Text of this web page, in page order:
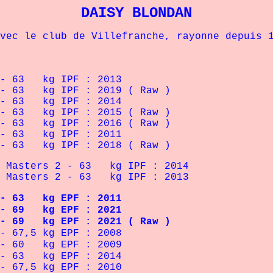
DAISY BLONDAN
club de Villefranche, rayonne depuis
63 kg IPF : 2013
kg IPF : 2019 ( Raw )
63 kg IPF : 2014
kg IPF : 2015 ( Raw )
kg IPF : 2016 ( Raw )
63 kg IPF : 2011
kg IPF : 2018 ( Raw )
2 - 63 kg IPF : 2014
2 - 63 kg IPF : 2013
kg EPF : 2011
kg EPF : 2021
kg EPF : 2021 ( Raw )
kg EPF : 2008
kg EPF : 2009
kg EPF : 2014
kg EPF : 2010